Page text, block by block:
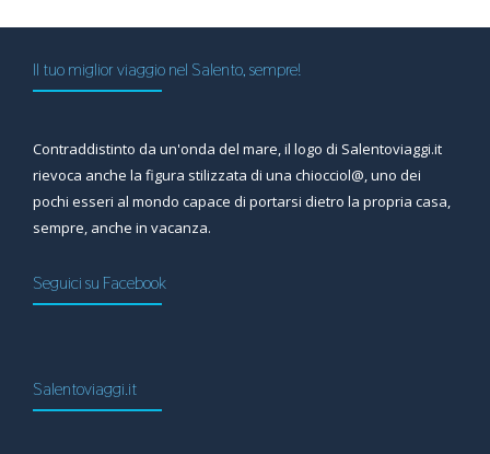
Il tuo miglior viaggio nel Salento, sempre!
Contraddistinto da un'onda del mare, il logo di Salentoviaggi.it
rievoca anche la figura stilizzata di una chiocciol@, uno dei
pochi esseri al mondo capace di portarsi dietro la propria casa,
sempre, anche in vacanza.
Seguici su Facebook
Salentoviaggi.it